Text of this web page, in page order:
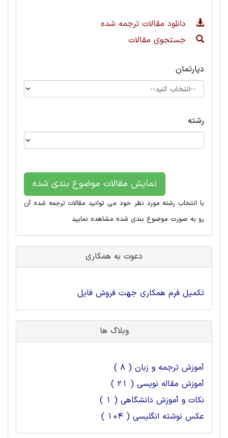
دانلود مقالات ترجمه شده
جستجوی مقالات
دپارتمان
رشته
نمایش مقالات موضوع بندی شده
با انتخاب رشته مورد نظر خود می توانید مقالات ترجمه شده آن
رو به صورت موضوع بندی شده مشاهده نمایید
دعوت به همکاری
تکمیل فرم همکاری جهت فروش فایل
وبلاگ ها
آموزش ترجمه و زبان ( 8 )
آموزش مقاله نویسی ( 21 )
نکات و آموزش دانشگاهی ( 1 )
عکس نوشته انگلیسی ( 104 )